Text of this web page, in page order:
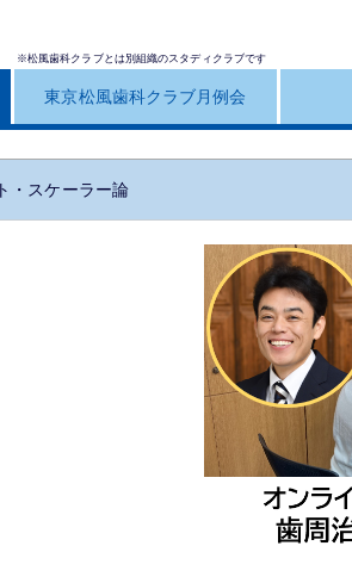
※松風歯科クラブとは別組織のスタディクラブです
東京松風歯科クラブ月例会
・スケーラー論